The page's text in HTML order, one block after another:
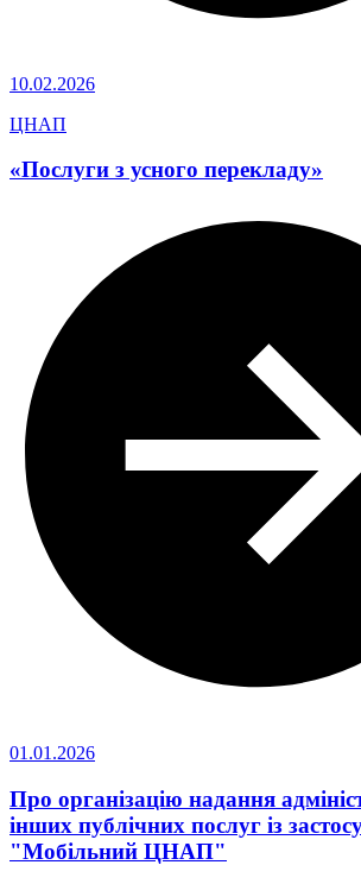
10.02.2026
ЦНАП
«Послуги з усного перекладу»
01.01.2026
Про організацію надання
інших публічних послуг із
"Мобільний ЦНАП"